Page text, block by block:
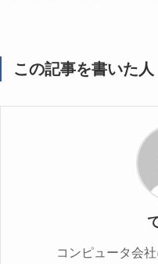
この記事を書いた人
コンピュータ会